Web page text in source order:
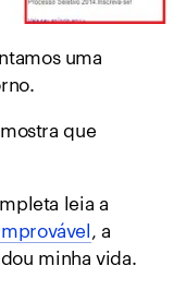
uma
que
leia a
, a
minha vida.